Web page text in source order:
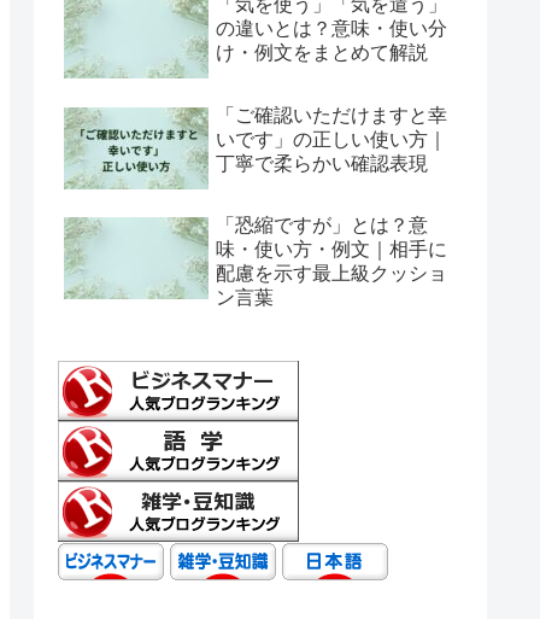
「気を使う」「気を遣う」
の違いとは？意味・使い分
け・例文をまとめて解説
「ご確認いただけますと幸
いです」の正しい使い方｜
丁寧で柔らかい確認表現
「恐縮ですが」とは？意
味・使い方・例文｜相手に
配慮を示す最上級クッショ
ン言葉